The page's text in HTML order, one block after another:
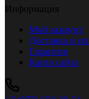
Информация
Мой аккаунт
Доставка и
Гарантия
Карта сайта